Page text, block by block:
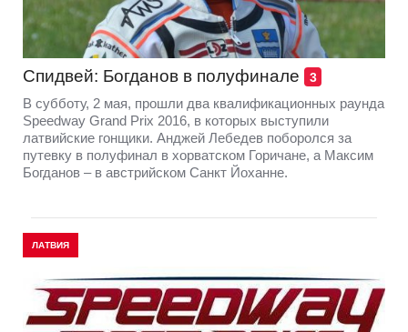
Спидвей: Богданов в полуфинале 3
В субботу, 2 мая, прошли два квалификационных раунда
Speedway Grand Prix 2016, в которых выступили
латвийские гонщики. Анджей Лебедев поборолся за
путевку в полуфинал в хорватском Горичане, а Максим
Богданов – в австрийском Санкт Йоханне.
ЛАТВИЯ